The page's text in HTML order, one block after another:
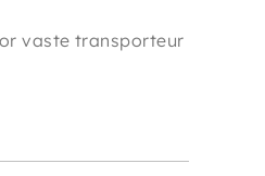
vaste transporteur